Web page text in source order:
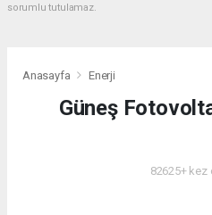
sorumlu tutulamaz.
Anasayfa Enerji
Güneş
82625+ kez